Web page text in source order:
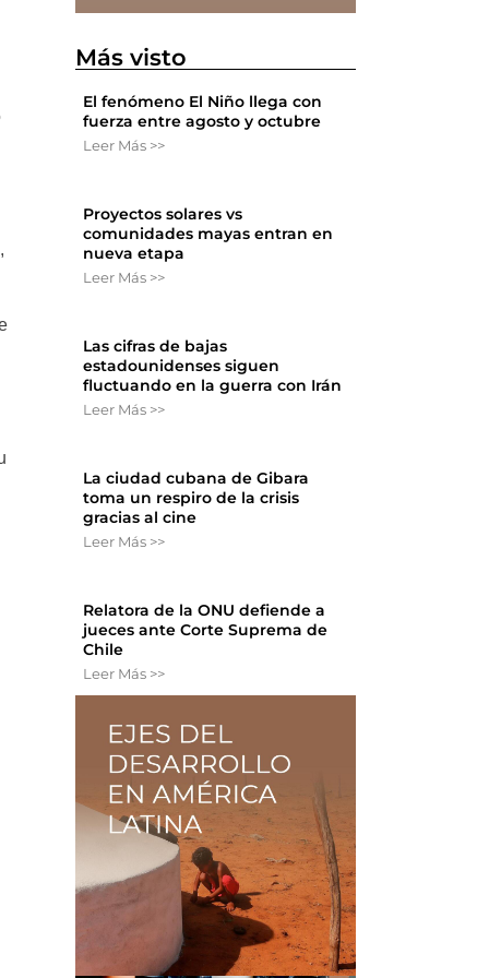
Más visto
El fenómeno El Niño llega con
fuerza entre agosto y octubre
Leer Más >>
Proyectos solares vs
comunidades mayas entran en
nueva etapa
Leer Más >>
Las cifras de bajas
estadounidenses siguen
fluctuando en la guerra con Irán
Leer Más >>
La ciudad cubana de Gibara
toma un respiro de la crisis
gracias al cine
Leer Más >>
Relatora de la ONU defiende a
jueces ante Corte Suprema de
Chile
Leer Más >>